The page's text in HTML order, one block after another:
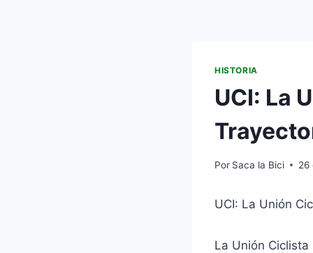
HISTORIA
UCI: La
Por Saca la Bici 26
UCI: La Unión
La Unión